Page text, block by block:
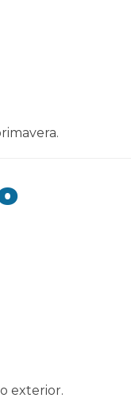
exterior.